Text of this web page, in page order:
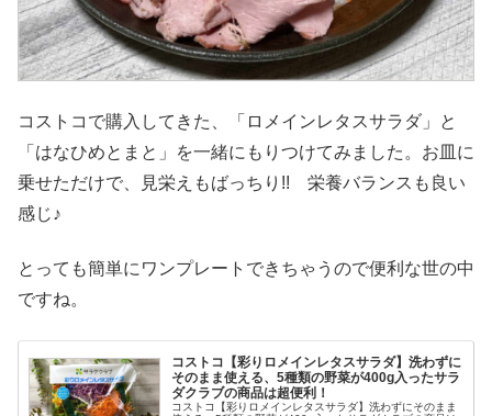
コストコで購入してきた、「ロメインレタスサラダ」と
「はなひめとまと」を一緒にもりつけてみました。お皿に
乗せただけで、見栄えもばっちり!! 栄養バランスも良い
感じ♪
とっても簡単にワンプレートできちゃうので便利な世の中
ですね。
コストコ【彩りロメインレタスサラダ】洗わずに
そのまま使える、5種類の野菜が400g入ったサラ
ダクラブの商品は超便利！
コストコ【彩りロメインレタスサラダ】洗わずにそのまま